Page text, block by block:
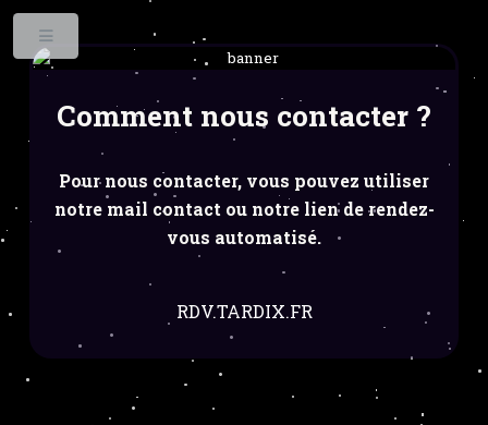
Comment nous contacter ?
Pour nous contacter, vous pouvez utiliser
notre mail contact ou notre lien de rendez-
vous automatisé.
RDV.TARDIX.FR